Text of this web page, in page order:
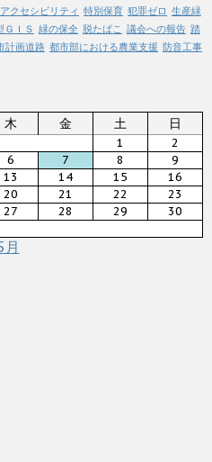
クセシビリティ 特別保育 犯罪ゼロ 生産緑
ＧＩＳ 緑の保全 脱たばこ 議会への報告 踏
計画道路 都市部における農業支援 防音工事
木 金 土 日
1
2
6 7 8
9
13 14 15
16
20 21 22
23
27 28 29
30
月